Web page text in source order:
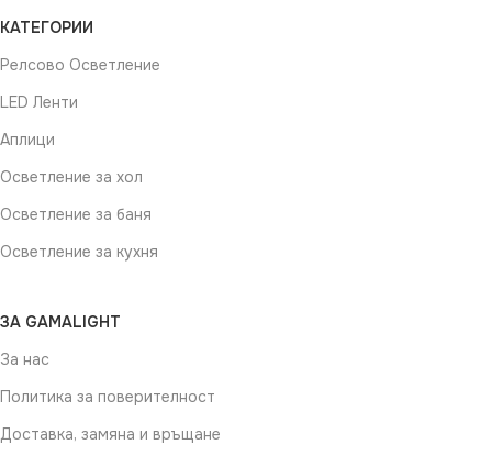
КАТЕГОРИИ
Релсово Осветление
LED Ленти
Аплици
Осветление за хол
Осветление за баня
Осветление за кухня
ЗА GAMALIGHT
За нас
Политика за поверителност
Доставка, замяна и връщане